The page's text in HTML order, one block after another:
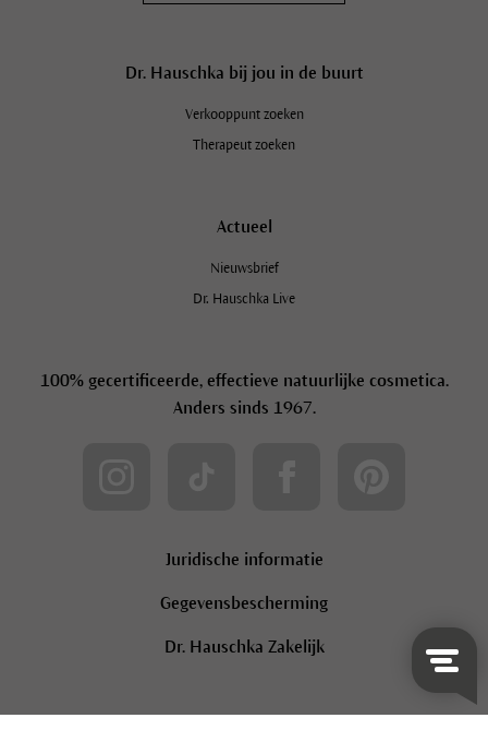
Dr. Hauschka bij jou in de buurt
Verkooppunt zoeken
Therapeut zoeken
Actueel
Nieuwsbrief
Dr. Hauschka Live
100% gecertificeerde, effectieve natuurlijke cosmetica.
Anders sinds 1967.
Juridische informatie
Gegevensbescherming
Dr. Hauschka Zakelijk